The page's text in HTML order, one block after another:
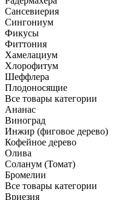
Сансевиерия
Сингониум
Фикусы
Фиттония
Хамелациум
Хлорофитум
Шеффлера
Плодоносящие
Все товары категории
Ананас
Виноград
Инжир (фиговое дерево)
Кофейное дерево
Олива
Соланум (Томат)
Бромелии
Все товары категории
Вриезия